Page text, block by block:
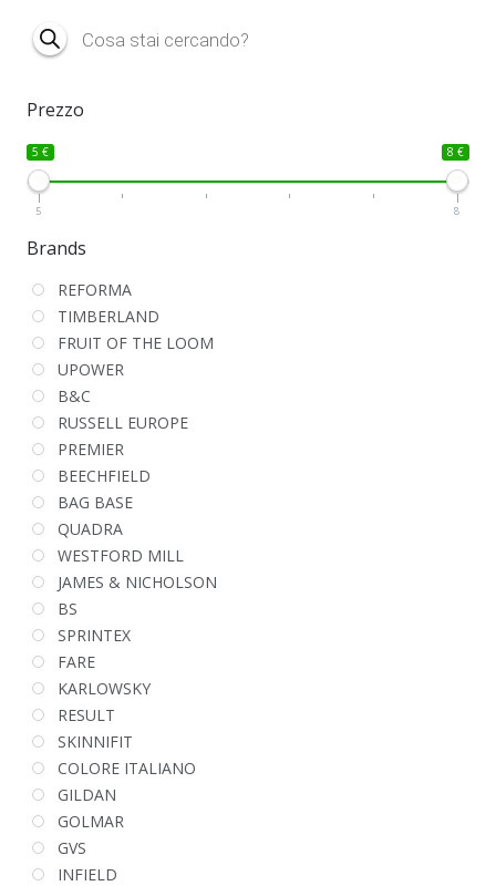
Products
search
Prezzo
5 € 8 €
5 8
Brands
REFORMA
TIMBERLAND
FRUIT OF THE LOOM
UPOWER
B&C
RUSSELL EUROPE
PREMIER
BEECHFIELD
BAG BASE
QUADRA
WESTFORD MILL
JAMES & NICHOLSON
BS
SPRINTEX
FARE
KARLOWSKY
RESULT
SKINNIFIT
COLORE ITALIANO
GILDAN
GOLMAR
GVS
INFIELD